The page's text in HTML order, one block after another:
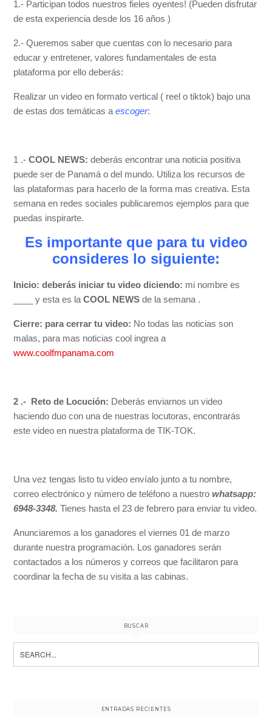
1.- Participan todos nuestros fieles oyentes! (Pueden disfrutar
de esta experiencia desde los 16 años )
2.- Queremos saber que cuentas con lo necesario para
educar y entretener, valores fundamentales de esta
plataforma por ello deberás:
Realizar un video en formato vertical ( reel o tiktok) bajo una
de estas dos temáticas aescoger:
1 .-COOL NEWS: deberás encontrar una noticia positiva
puede ser de Panamá o del mundo. Utiliza los recursos de
las plataformas para hacerlo de la forma mas creativa. Esta
semana en redes sociales publicaremos ejemplos para que
puedas inspirarte.
Es importante que para tu video
consideres lo siguiente:
Inicio: deberás iniciar tu video diciendo: mi nombre es
____ y esta es laCOOL NEWS de la semana .
Cierre: para cerrar tu video: No todas las noticias son
malas, para mas noticias cool ingrea a
www.coolfmpanama.com
2 .- Reto de Locución: Deberás enviarnos un video
haciendo duo con una de nuestras locutoras, encontrarás
este video en nuestra plataforma de TIK-TOK.
Una vez tengas listo tu video envíalo junto a tu nombre,
correo electrónico y número de teléfono a nuestrowhatsapp:
6948-3348. Tienes hasta el 23 de febrero para enviar tu video.
Anunciaremos a los ganadores el viernes 01 de marzo
durante nuestra programación. Los ganadores serán
contactados a los números y correos que facilitaron para
coordinar la fecha de su visita a las cabinas.
BUSCAR
ENTRADAS RECIENTES